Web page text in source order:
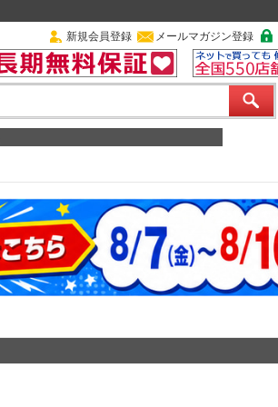
新規会員登録 メールマガジン登録